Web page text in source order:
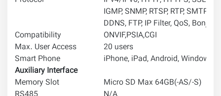
IGMP, SNMP, RTSP, RTP, SMTP,
DDNS, FTP, IP Filter, QoS, Bonjour
Compatibility
ONVIF,PSIA,CGI
Max. User Access
20 users
Smart Phone
iPhone, iPad, Android, Windows
Auxiliary Interface
Memory Slot
Micro SD Max 64GB(-AS/-S)